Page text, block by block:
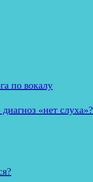
по вокалу
«нет слуха»?